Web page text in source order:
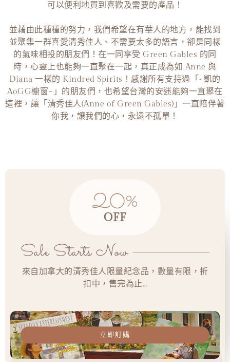
可以便利地買到喜歡及需要的產品！
並藉由此種種的努力，我們希望在有華人的地方，能找到
並聚集一群喜愛清秀佳人、不需要太多的語言，卻是同樣
的氣味相投的朋友們！在一同享受 Green Gables 的同
時，心靈上也能夠一直聚在一起，真正成為如 Anne 與
Diana 一樣的 Kindred Spirits！感謝所有支持過「~凱的
AoGG櫥窗~」的朋友們，也希望台灣的安迷能夠一直聚在
這裡，讓「清秀佳人(Anne of Green Gables)」一直陪伴著
你我，讓我們的心，永遠不孤單！
20%
OFF
Sale Starts Now
來自加拿大的清秀佳人限量紀念品，數量有限，折
扣中，售完為止…
立即訂購